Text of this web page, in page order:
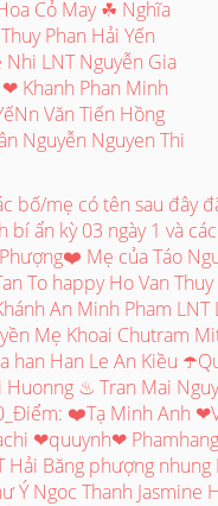
Cỏ May ☘ Nghĩa
Phan Hải Yến
LNT Nguyễn Gia
Khanh Phan Minh
Văn Tiến Hồng
Nguyễn Nguyen Thi
bố/mẹ có tên sau đây
bí ẩn kỳ 03 ngày 1 và
Mẹ của Táo
To happy Ho Van
An Minh Pham LNT
Mẹ Khoai Chutram
han Han Le An Kiều
Huonng ♨ Tran Mai
❤️Tạ Minh Anh
❤quuynh❤
Hải Băng phượng
Ý Ngoc Thanh